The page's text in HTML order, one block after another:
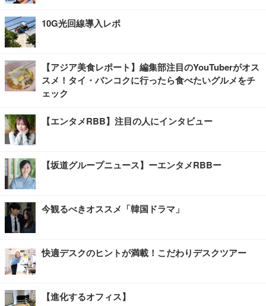
10G光回線導入レポ
【アジア美食レポート】編集部注目のYouTuberがオス
スメ！タイ・バンコクに行ったら食べたいグルメをチ
ェック
【エンタメRBB】注目の人にインタビュー
【坂道グループニュース】ーエンタメRBBー
今観るべきオススメ「韓国ドラマ」
快適デスクのヒントが満載！こだわりデスクツアー
【進化するオフィス】